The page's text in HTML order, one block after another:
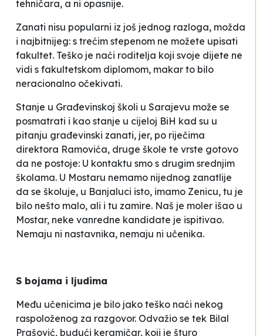
tehničara, a ni opasnije.
Zanati nisu popularni iz još jednog razloga, možda
i najbitnijeg: s trećim stepenom ne možete upisati
fakultet. Teško je naći roditelja koji svoje dijete ne
vidi s fakultetskom diplomom, makar to bilo
neracionalno očekivati.
Stanje u Građevinskoj školi u Sarajevu može se
posmatrati i kao stanje u cijeloj BiH kad su u
pitanju građevinski zanati, jer, po riječima
direktora Ramovića, druge škole te vrste gotovo
da ne postoje: U kontaktu smo s drugim srednjim
školama. U Mostaru nemamo nijednog zanatlije
da se školuje, u Banjaluci isto, imamo Zenicu, tu je
bilo nešto malo, ali i tu zamire. Naš je moler išao u
Mostar, neke vanredne kandidate je ispitivao.
Nemaju ni nastavnika, nemaju ni učenika.
S bojama i ljudima
Među učenicima je bilo jako teško naći nekog
raspoloženog za razgovor. Odvažio se tek Bilal
Prašović, budući keramičar, koji je šturo